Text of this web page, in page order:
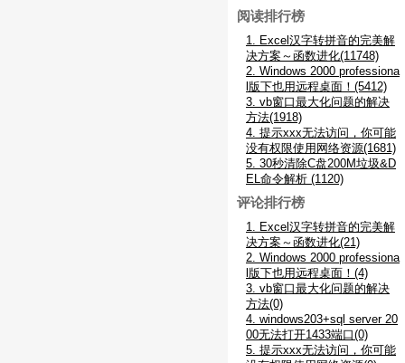
阅读排行榜
1. Excel汉字转拼音的完美解
决方案～函数进化(11748)
2. Windows 2000 professiona
l版下也用远程桌面！(5412)
3. vb窗口最大化问题的解决
方法(1918)
4. 提示xxx无法访问，你可能
没有权限使用网络资源(1681)
5. 30秒清除C盘200M垃圾&D
EL命令解析 (1120)
评论排行榜
1. Excel汉字转拼音的完美解
决方案～函数进化(21)
2. Windows 2000 professiona
l版下也用远程桌面！(4)
3. vb窗口最大化问题的解决
方法(0)
4. windows203+sql server 20
00无法打开1433端口(0)
5. 提示xxx无法访问，你可能